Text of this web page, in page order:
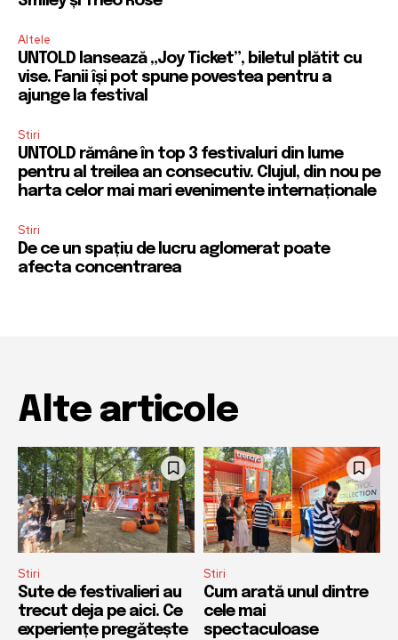
Altele
UNTOLD lansează „Joy Ticket”, biletul plătit cu
vise. Fanii își pot spune povestea pentru a
ajunge la festival
Stiri
UNTOLD rămâne în top 3 festivaluri din lume
pentru al treilea an consecutiv. Clujul, din nou pe
harta celor mai mari evenimente internaționale
Stiri
De ce un spațiu de lucru aglomerat poate
afecta concentrarea
Alte articole
Stiri
Sute de festivalieri au
trecut deja pe aici. Ce
experiențe pregătește
Stiri
Cum arată unul dintre
cele mai
spectaculoase